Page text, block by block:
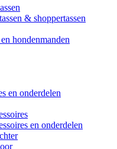
& shoppertassen
hondenmanden
en onderdelen
en onderdelen